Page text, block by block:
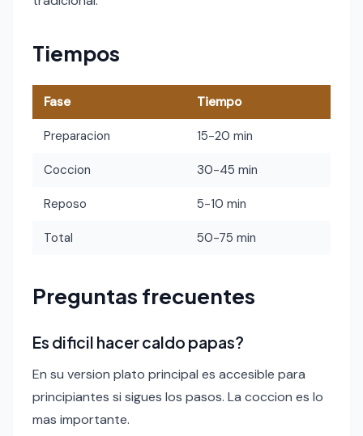
Tiempos
Fase Tiempo
Preparacion 15-20 min
Coccion 30-45 min
Reposo 5-10 min
Total 50-75 min
Preguntas frecuentes
Es dificil hacer caldo papas?
En su version plato principal es accesible para
principiantes si sigues los pasos. La coccion es lo
mas importante.